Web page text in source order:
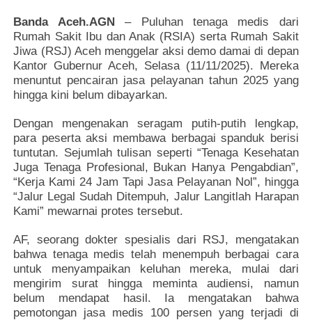
Banda Aceh.AGN– Puluhan tenaga medis dari
Rumah Sakit Ibu dan Anak (RSIA) serta Rumah Sakit
Jiwa (RSJ) Aceh menggelar aksi demo damai di depan
Kantor Gubernur Aceh, Selasa (11/11/2025). Mereka
menuntut pencairan jasa pelayanan tahun 2025 yang
hingga kini belum dibayarkan.
Dengan mengenakan seragam putih-putih lengkap,
para peserta aksi membawa berbagai spanduk berisi
tuntutan. Sejumlah tulisan seperti “Tenaga Kesehatan
Juga Tenaga Profesional, Bukan Hanya Pengabdian”,
“Kerja Kami 24 Jam Tapi Jasa Pelayanan Nol”, hingga
“Jalur Legal Sudah Ditempuh, Jalur Langitlah Harapan
Kami” mewarnai protes tersebut.
AF, seorang dokter spesialis dari RSJ, mengatakan
bahwa tenaga medis telah menempuh berbagai cara
untuk menyampaikan keluhan mereka, mulai dari
mengirim surat hingga meminta audiensi, namun
belum mendapat hasil. Ia mengatakan bahwa
pemotongan jasa medis 100 persen yang terjadi di